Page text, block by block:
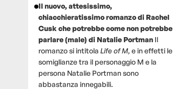
Il nuovo, attesissimo,
chiacchieratissimo romanzo di Rachel
Cusk che potrebbe come non potrebbe
parlare (male) di Natalie Portman Il
romanzo si intitola Life of M, e in effetti le
somiglianze tra il personaggio M e la
persona Natalie Portman sono
abbastanza innegabili.